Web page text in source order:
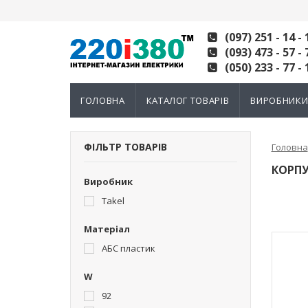
(097) 251 - 14 -
(093) 473 - 57 -
(050) 233 - 77 -
ГОЛОВНА КАТАЛОГ ТОВАРІВ ВИРОБНИКИ
ФІЛЬТР ТОВАРІВ
Виробник
Takel
Матеріал
АБС пластик
W
92
Головна